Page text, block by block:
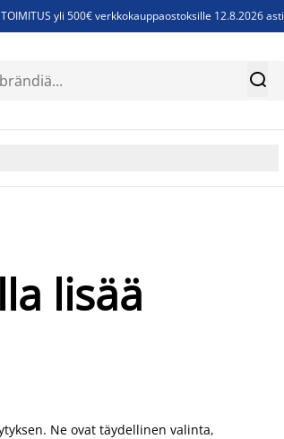
yli 500€ verkkokauppaostoksille 12.8.2026 asti
Sijauspatjoja - Säästä jopa 60% 
lisää
Ne ovat täydellinen valinta,